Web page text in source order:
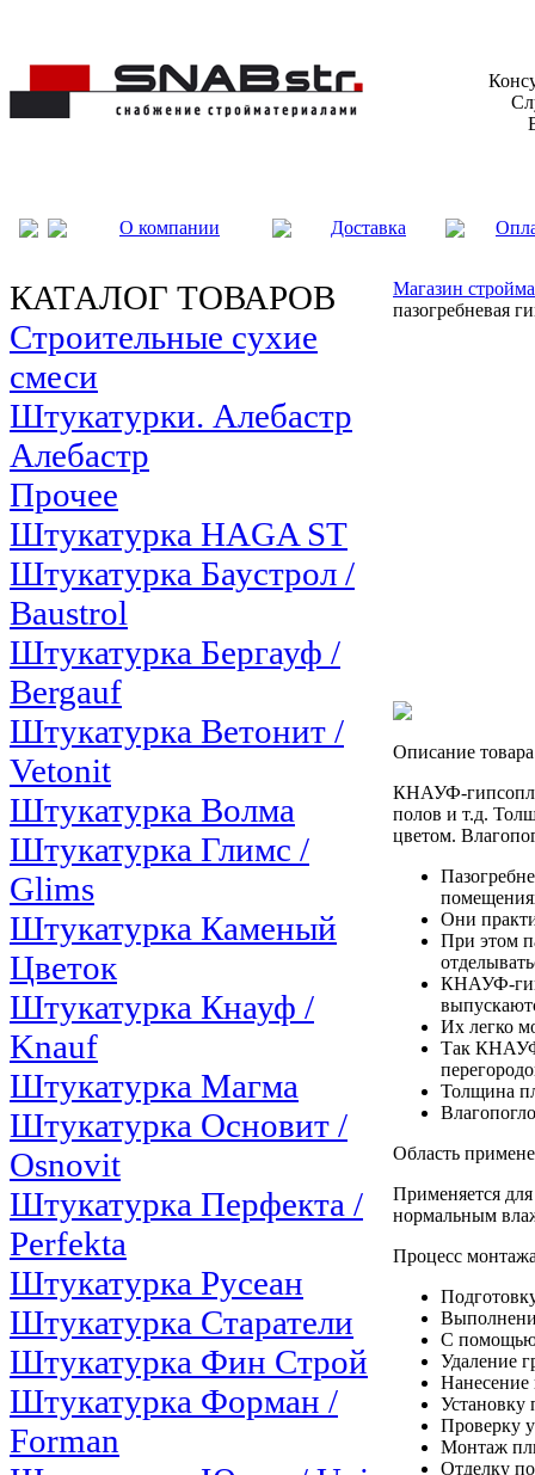
О компании Доставка
КАТАЛОГ ТОВАРОВ
Строительные сухие
смеси
Штукатурки. Алебастр
Алебастр
Прочее
Штукатурка HAGA ST
Штукатурка Баустрол /
Baustrol
Штукатурка Бергауф /
Bergauf
Штукатурка Ветонит /
Vetonit
Штукатурка Волма
Штукатурка Глимс /
Glims
Штукатурка Каменый
Цветок
Штукатурка Кнауф /
Knauf
Штукатурка Магма
Штукатурка Основит /
Osnovit
Штукатурка Перфекта /
Perfekta
Штукатурка Русеан
Штукатурка Старатели
Штукатурка Фин Строй
Штукатурка Форман /
Forman
Магазин
пазогребневая
Описание товара
КНАУФ-
полов и т.д.
цветом.
Они
При этом
КНАУФ-
Их легко
Так
Толщина
Область
Применяется
нормальным
Процесс
С помощью
Удаление
Нанесение
Установку
Проверку
Монтаж
Отделку